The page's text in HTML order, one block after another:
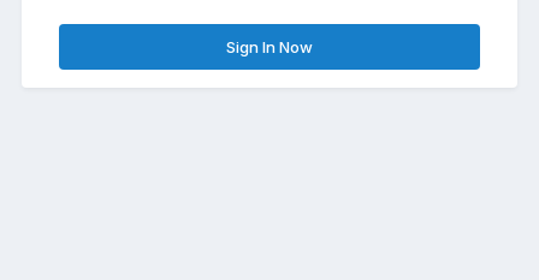
Sign In Now